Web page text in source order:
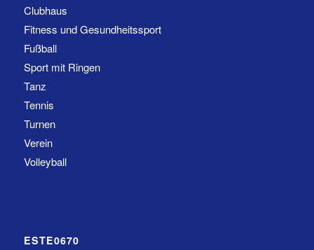
Clubhaus
Fitness und Gesundheitssport
Fußball
Sport mit Ringen
Tanz
Tennis
Turnen
Verein
Volleyball
ESTE0670